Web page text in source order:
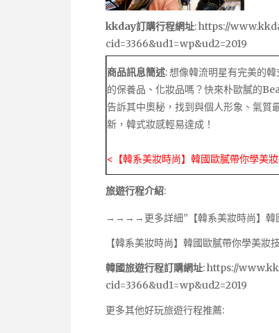
kkday訂購行程網址:https://
cid=3366&ud1=wp&ud2=2019
商品訊息簡述: 想像韓流明星有完美的
的保養品、化妝品嗎？快來朴歐膩的
告訴其中奧秘，找到與個人形象、氣質
新，韓式妝感輕易達成！
<【韓系美妝時尚】韓國歐膩帶你學美
旅遊行程介紹:
→→→→更多詳細”【韓系美妝時尚】韓
【韓系美妝時尚】韓國歐膩帶你學美妝
韓國旅遊行程訂購網址:https://
cid=3366&ud1=wp&ud2=2019
更多其他好玩旅遊行程推薦: